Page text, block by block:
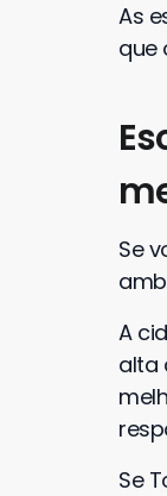
As
que
Se
A
alta
Se